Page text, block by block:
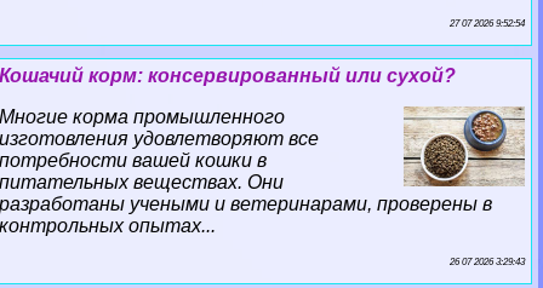
27 07 2026 9:52:54
Кошачий корм: консервированный или сухой?
Многие корма промышленного
изготовления удовлетворяют все
потребности вашей кошки в
питательных веществах. Они
разработаны учеными и ветеринарами, проверены в
контрольных опытах...
26 07 2026 3:29:43